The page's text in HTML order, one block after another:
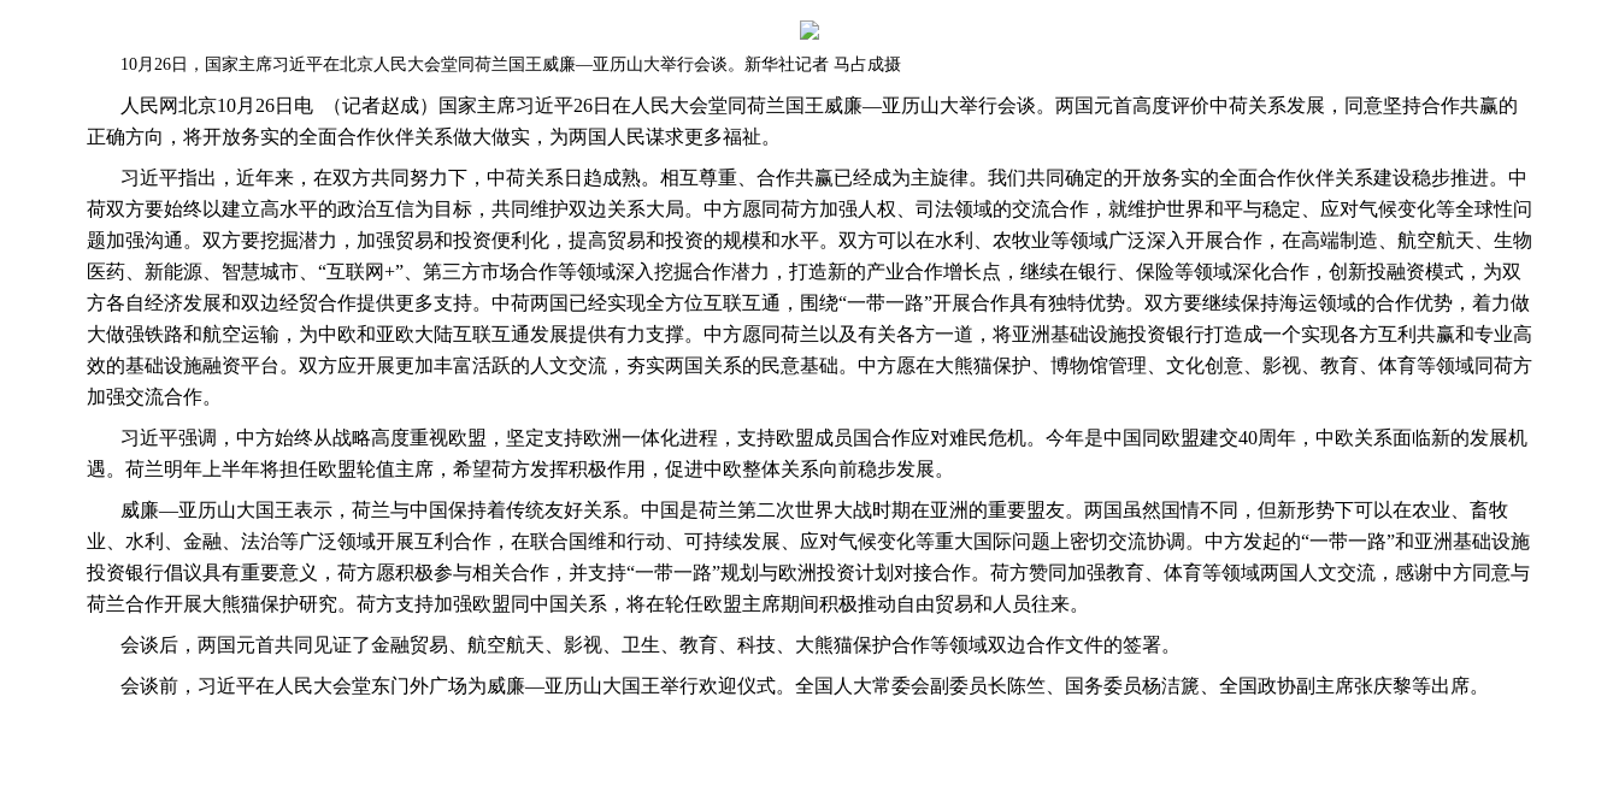
10月 26 日，国家主席习近平在北京人民大会堂同荷兰国王威廉—亚历山大举行会谈。新华社记者 马占成摄
人民网北京10月 26日电 （记者赵成）国家主席习近平26日在人民大会堂同荷兰国王威廉—亚历山大举行会谈。两国元首高度评价中荷关系发展，同意坚持合作共赢的
正确方向，将开放务实的全面合作伙伴关系做大做实，为两国人民谋求更多福祉。
习近平指出，近年来，在双方共同努力下，中荷关系日趋成熟。相互尊重、合作共赢已经成为主旋律。我们共同确定的开放务实的全面合作伙伴关系建设稳步推进。中
荷双方要始终以建立高水平的政治互信为目标，共同维护双边关系大局。中方愿同荷方加强人权、司法领域的交流合作，就维护世界和平与稳定、应对气候变化等全球性问
题加强沟通。双方要挖掘潜力，加强贸易和投资便利化，提高贸易和投资的规模和水平。双方可以在水利、农牧业等领域广泛深入开展合作，在高端制造、航空航天、生物
医药、新能源、智慧城市、“互联网+”、第三方市场合作等领域深入挖掘合作潜力，打造新的产业合作增长点，继续在银行、保险等领域深化合作，创新投融资模式，为双
方各自经济发展和双边经贸合作提供更多支持。中荷两国已经实现全方位互联互通，围绕“一带一路”开展合作具有独特优势。双方要继续保持海运领域的合作优势，着力做
大做强铁路和航空运输，为中欧和亚欧大陆互联互通发展提供有力支撑。中方愿同荷兰以及有关各方一道，将亚洲基础设施投资银行打造成一个实现各方互利共赢和专业高
效的基础设施融资平台。双方应开展更加丰富活跃的人文交流，夯实两国关系的民意基础。中方愿在大熊猫保护、博物馆管理、文化创意、影视、教育、体育等领域同荷方
加强交流合作。
习近平强调，中方始终从战略高度重视欧盟，坚定支持欧洲一体化进程，支持欧盟成员国合作应对难民危机。今年是中国同欧盟建交40周年，中欧关系面临新的发展机
遇。荷兰明年上半年将担任欧盟轮值主席，希望荷方发挥积极作用，促进中欧整体关系向前稳步发展。
威廉—亚历山大国王表示，荷兰与中国保持着传统友好关系。中国是荷兰第二次世界大战时期在亚洲的重要盟友。两国虽然国情不同，但新形势下可以在农业、畜牧
业、水利、金融、法治等广泛领域开展互利合作，在联合国维和行动、可持续发展、应对气候变化等重大国际问题上密切交流协调。中方发起的“一带一路”和亚洲基础设施
投资银行倡议具有重要意义，荷方愿积极参与相关合作，并支持“一带一路”规划与欧洲投资计划对接合作。荷方赞同加强教育、体育等领域两国人文交流，感谢中方同意与
荷兰合作开展大熊猫保护研究。荷方支持加强欧盟同中国关系，将在轮任欧盟主席期间积极推动自由贸易和人员往来。
会谈后，两国元首共同见证了金融贸易、航空航天、影视、卫生、教育、科技、大熊猫保护合作等领域双边合作文件的签署。
会谈前，习近平在人民大会堂东门外广场为威廉—亚历山大国王举行欢迎仪式。全国人大常委会副委员长陈竺、国务委员杨洁篪、全国政协副主席张庆黎等出席。